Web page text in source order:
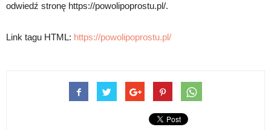
odwiedź stronę https://powolipoprostu.pl/.
Link tagu HTML: https://powolipoprostu.pl/